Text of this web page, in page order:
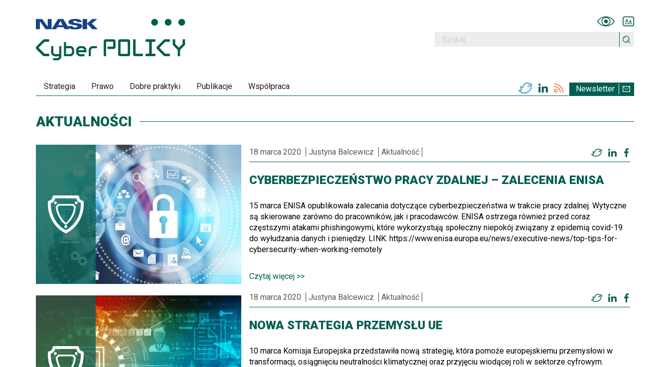
Przeskocz
Przeskocz
Wersja
Szukaj:
Strategia Prawo Dobre praktyki Publikacje Współpraca TwitterLinkedIn
RSSNewsletter
AKTUALNOŚCI
18 marca 2020 Justyna Balcewicz Aktualność TwitterLinkedIn
CYBERBEZPIECZEŃSTWO PRACY ZDALNEJ – ZALECENIA ENISA
15 marca ENISA opublikowała zalecania dotyczące cyberbezpieczeństwa w trakcie pracy zdalnej. Wytyczne
są skierowane zarówno do pracowników, jak i pracodawców. ENISA ostrzega również przed coraz
częstszymi atakami phishingowymi, które wykorzystują społeczny niepokój związany z epidemią covid-19
do wyłudzania danych i pieniędzy. LINK: https://www.enisa.europa.eu/news/executive-news/top-tips-for-
cybersecurity-when-working-remotely
Czytaj więcej >>
18 marca 2020 Justyna Balcewicz Aktualność TwitterLinkedIn
NOWA STRATEGIA PRZEMYSŁU UE
10 marca Komisja Europejska przedstawiła nową strategię, która pomoże europejskiemu przemysłowi w
transformacji, osiągnięciu neutralności klimatycznej oraz przyjęciu wiodącej roli w sektorze cyfrowym.